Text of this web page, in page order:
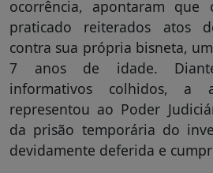
ocorrência, apontaram que
praticado reiterados atos
contra sua própria bisneta,
7 anos de idade.
informativos colhidos, a
representou ao Poder
da prisão temporária do
devidamente deferida e